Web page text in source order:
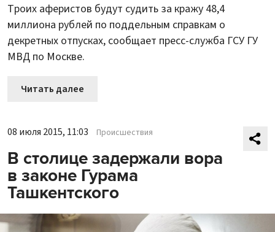
Троих аферистов будут судить за кражу 48,4
миллиона рублей по поддельным справкам о
декретных отпусках, сообщает пресс-служба ГСУ ГУ
МВД по Москве.
Читать далее
08 июля 2015, 11:03 Происшествия
В столице задержали вора
в законе Гурама
Ташкентского